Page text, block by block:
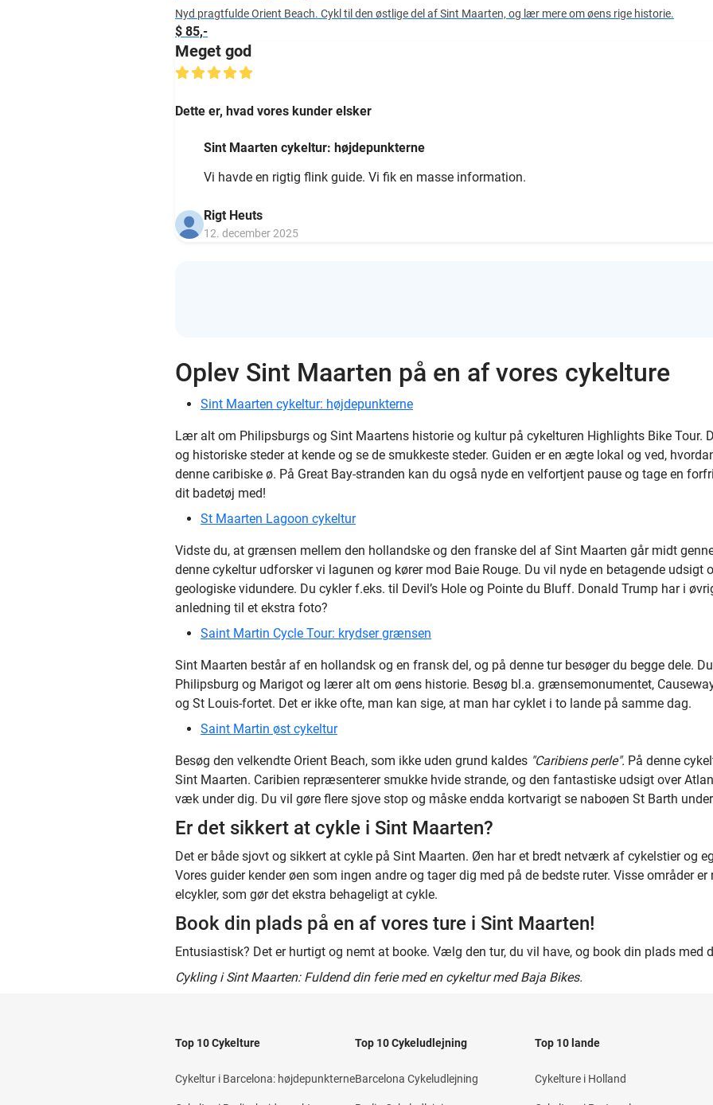
Nyd pragtfulde Orient Beach. Cykl til den østlige del af Sint Maarten, og lær mere om øens rige historie.
$ 85,-
Meget god
Dette er, hvad vores kunder elsker
Sint Maarten cykeltur: højdepunkterne
Vi havde en rigtig flink guide. Vi fik en masse information.
Rigt Heuts
12. december 2025
Oplev Sint Maarten på en af vores cykelture
Sint Maarten cykeltur: højdepunkterne
Lær alt om Philipsburgs og Sint Maartens historie og kultur på cykelturen Highlights Bike Tour.
og historiske steder at kende og se de smukkeste steder. Guiden er en ægte lokal og ved,
denne caribiske ø. På Great Bay-stranden kan du også nyde en velfortjent pause og tage en
dit badetøj med!
St Maarten Lagoon cykeltur
Vidste du, at grænsen mellem den hollandske og den franske del af Sint Maarten går midt
denne cykeltur udforsker vi lagunen og kører mod Baie Rouge. Du vil nyde en betagende udsigt
geologiske vidundere. Du cykler f.eks. til Devil’s Hole og Pointe du Bluff. Donald Trump har i
anledning til et ekstra foto?
Saint Martin Cycle Tour: krydser grænsen
Sint Maarten består af en hollandsk og en fransk del, og på denne tur besøger du begge dele.
Philipsburg og Marigot og lærer alt om øens historie. Besøg bl.a. grænsemonumentet,
og St Louis-fortet. Det er ikke ofte, man kan sige, at man har cyklet i to lande på samme dag.
Saint Martin øst cykeltur
Besøg den velkendte Orient Beach, som ikke uden grund kaldes "Caribiens perle". På denne
Sint Maarten. Caribien repræsenterer smukke hvide strande, og den fantastiske udsigt over
væk under dig. Du vil gøre flere sjove stop og måske endda kortvarigt se naboøen St Barth
Er det sikkert at cykle i Sint Maarten?
Det er både sjovt og sikkert at cykle på Sint Maarten. Øen har et bredt netværk af cykelstier og
Vores guider kender øen som ingen andre og tager dig med på de bedste ruter. Visse områder er
elcykler, som gør det ekstra behageligt at cykle.
Book din plads på en af vores ture i Sint Maarten!
Entusiastisk? Det er hurtigt og nemt at booke. Vælg den tur, du vil have, og book din plads med
Cykling i Sint Maarten: Fuldend din ferie med en cykeltur med Baja Bikes.
Top 10 Cykelture
Cykeltur i Barcelona: højdepunkterne
Top 10 Cykeludlejning
Barcelona Cykeludlejning
Top 10 lande
Cykelture i Holland